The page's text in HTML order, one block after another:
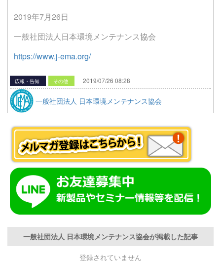
2019年7月26日
一般社団法人日本環境メンテナンス協会
https://www.j-ema.org/
広報・告知 その他 2019/07/26 08:28
一般社団法人 日本環境メンテナンス協会
一般社団法人 日本環境メンテナンス協会が掲載した記事
登録されていません